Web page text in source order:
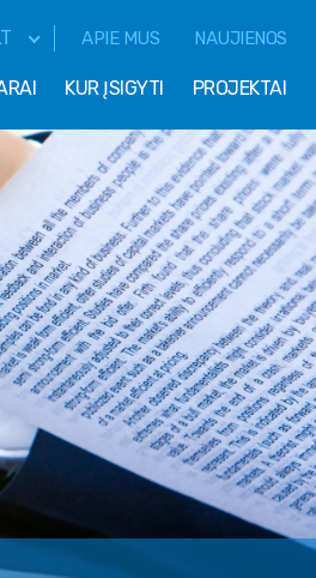
APIE MUS NAUJIENOS
KUR ĮSIGYTI PROJEKTAI